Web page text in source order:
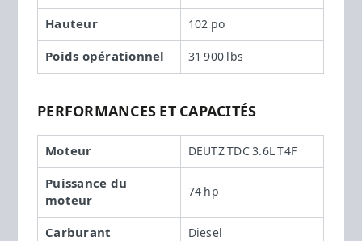
Hauteur 102 po
Poids opérationnel 31 900 lbs
PERFORMANCES ET CAPACITÉS
Moteur DEUTZ TDC 3.6L T4F
Puissance du
moteur
74 hp
Carburant Diesel